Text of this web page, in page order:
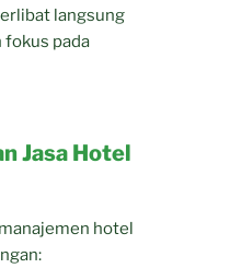
langsung
pada
Jasa Hotel
hotel